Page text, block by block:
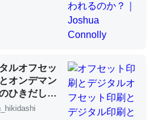
エビの600分の1程度。
学の大問題＝「昆虫はなぜ海にいな
ルオフセッ
オンデマン
のひきだし